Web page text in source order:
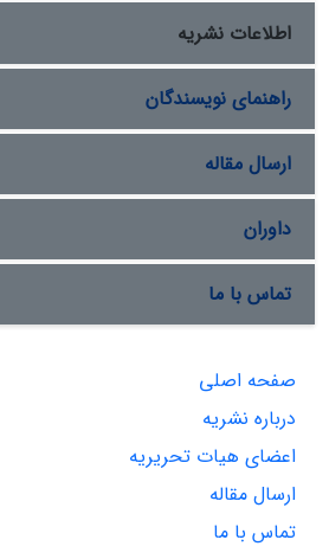
اطلاعات نشریه
راهنمای نویسندگان
ارسال مقاله
داوران
تماس با ما
صفحه اصلی
درباره نشریه
اعضای هیات تحریریه
ارسال مقاله
تماس با ما